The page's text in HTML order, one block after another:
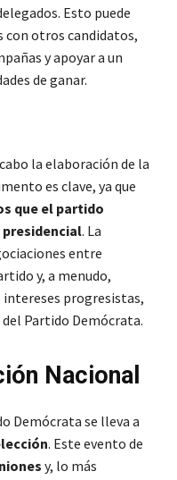
Esto puede
con otros candidatos,
y apoyar a un
de ganar.
la elaboración de la
es clave, ya que
que el partido
. La
entre
y, a menudo,
progresistas,
Partido Demócrata.
Nacional
Demócrata se lleva a
. Este evento de
y, lo más